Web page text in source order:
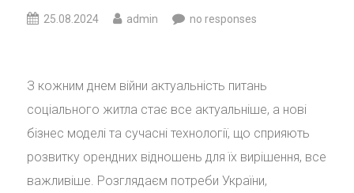
25.08.2024 admin no responses
З кожним днем війни актуальність питань
соціального житла стає все актуальніше, а нові
бізнес моделі та сучасні технології, що сприяють
розвитку орендних відношень для їх вирішення, все
важливіше. Розглядаєм потреби України,